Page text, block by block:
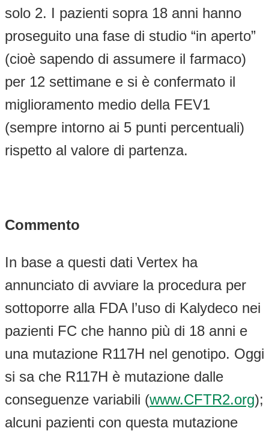
solo 2. I pazienti sopra 18 anni hanno
proseguito una fase di studio “in aperto”
(cioè sapendo di assumere il farmaco)
per 12 settimane e si è confermato il
miglioramento medio della FEV1
(sempre intorno ai 5 punti percentuali)
rispetto al valore di partenza.
Commento
In base a questi dati Vertex ha
annunciato di avviare la procedura per
sottoporre alla FDA l’uso di Kalydeco nei
pazienti FC che hanno più di 18 anni e
una mutazione R117H nel genotipo. Oggi
si sa che R117H è mutazione dalle
conseguenze variabili (www.CFTR2.org);
alcuni pazienti con questa mutazione